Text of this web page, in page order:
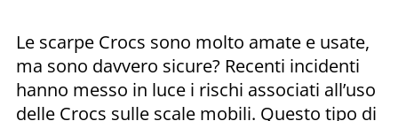
Le scarpe Crocs sono molto amate e usate,
ma sono davvero sicure? Recenti incidenti
hanno messo in luce i rischi associati all’uso
delle Crocs sulle scale mobili. Questo tipo di